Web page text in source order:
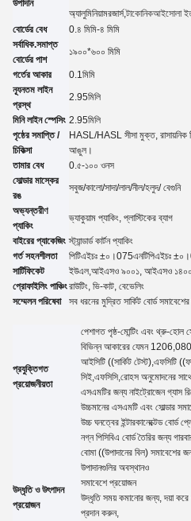
উপাদান
অ্যালুমিনিয়ামরজার্স,টাকোনিকআইসোলা
বোর্ডের বেধ
0.৪ মিমি-৪ মিমি
সর্বাধিক.সমাপ্ত
বোর্ডের পাশ
১৯০০*৬০০ মিমি
গর্তের আকার 0. 1 মিমি
ন্যূনতম লাইন
প্রস্থ
2.95মিলি
মিনি লাইন স্পেসিং 2.95মিলি
পৃষ্ঠের সমাপ্তি /
চিকিত্সা
HASL/HASL সীসা মুক্ত, রাসায়নিক
আঙুল।
তামার বেধ
0.৫-১০০ ওনস
সোল্ডার মাস্কের
রঙ
সবুজ/কালো/সাদা/লাল/নীল/হলুদ/ বেগুনি
অভ্যন্তরীণ
প্যাকিং
ভ্যাকুয়াম প্যাকিং, প্লাস্টিকের ব্যাগ
বাইরের প্যাকেজিং স্ট্যান্ডার্ড কার্টন প্যাকিং
গর্ত সহনশীলতা
পিটিএইচঃ ±০।075এনটিপিএইচঃ
সার্টিফিকেট
ইউএল, আইএসও ৯০০১, আইএসও
প্রোফাইলিং পাঞ্চিংরাউটিং, ভি-কাট, বেভেলিং
সম্মেলন পরিষেবা
সব ধরনের মুদ্রিত সার্কিট বোর্ড
প্রযুক্তিগত
প্রয়োজনীয়তা
পেশাগত পৃষ্ঠ-মোন্টিং এবং থ্রু-হোল
বিভিন্ন আকারের যেমন
আইসিটি ((সার্কিট টেস্ট),এফসিটি
সিই,এফসিসি,রোহস অনুমোদনের
এসএমটির জন্য নাইট্রোজেন গ্যাস
উচ্চমানের এসএমটি এবং সোল্ডার
উচ্চ ঘনত্বের ইন্টারকানেক্টেড বোর্ড
উদ্ধৃতি ও উৎপাদন
প্রয়োজন
নগ্ন পিসিবিএ বোর্ড তৈরির জন্য
বোমা ((উপাদানের বিল) সমাবেশের
উপাদানগুলির অবস্থানও
সমাবেশে প্রয়োজন
উদ্ধৃতি সময় কমানোর জন্য, দয়া করে
প্রদান করুন,